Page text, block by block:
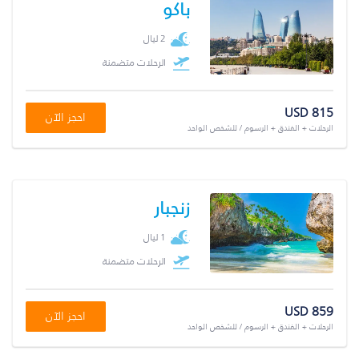
باكو
2 ليال
الرحلات متضمنة
USD 815
الرحلات + الفندق + الرسوم / للشخص الواحد
احجز الآن
زنجبار
1 ليال
الرحلات متضمنة
USD 859
الرحلات + الفندق + الرسوم / للشخص الواحد
احجز الآن